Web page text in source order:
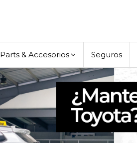
Parts & Accesorios Seguros